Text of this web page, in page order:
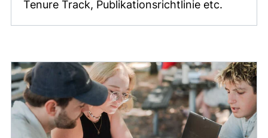
Tenure Track, Publikationsrichtlinie etc.